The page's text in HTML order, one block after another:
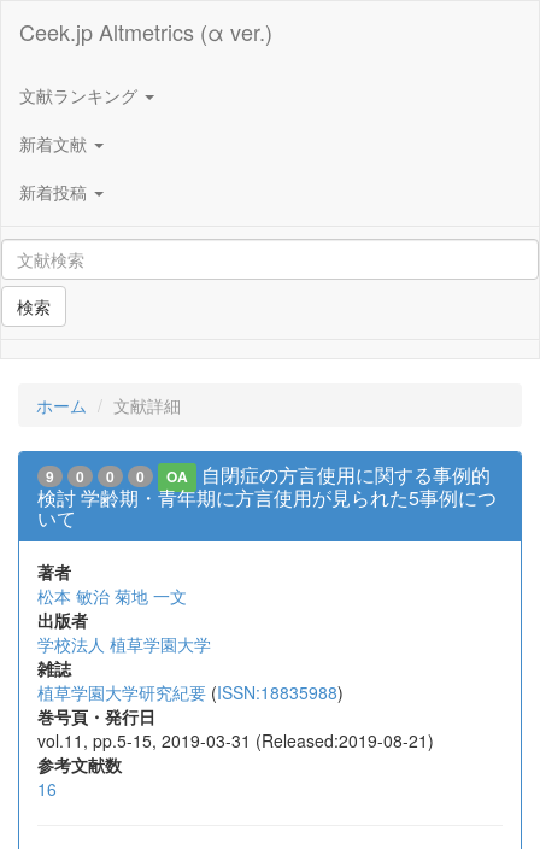
Ceek.jp Altmetrics (α ver.)
文献ランキング
新着文献
新着投稿
検索
ホーム 文献詳細
9 0 0 0 OA
自閉症の方言使用に関する事例的
検討 学齢期・青年期に方言使用が見られた5事例につ
いて
著者
松本 敏治 菊地 一文
出版者
学校法人 植草学園大学
雑誌
植草学園大学研究紀要 (ISSN:18835988)
巻号頁・発行日
vol.11, pp.5-15, 2019-03-31 (Released:2019-08-21)
参考文献数
16